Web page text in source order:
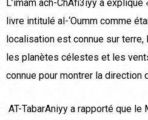
L’imam ach-ChAfi3iyy a
livre intitulé al-‘Oumm comme
localisation est connue sur
les planètes célestes et les
connue pour montrer la direction
AT-TabarAniyy a rapporté que